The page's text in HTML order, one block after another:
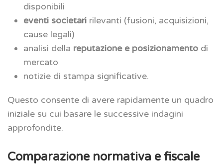
disponibili
eventi societari rilevanti (fusioni, acquisizioni,
cause legali)
analisi della reputazione e posizionamento di
mercato
notizie di stampa significative.
Questo consente di avere rapidamente un quadro
iniziale su cui basare le successive indagini
approfondite.
Comparazione normativa e fiscale